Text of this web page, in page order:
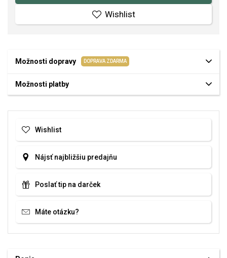
Wishlist
Možnosti dopravy DOPRAVA ZDARMA
Možnosti platby
Wishlist
Nájsť najbližšiu predajňu
Poslať tip na darček
Máte otázku?